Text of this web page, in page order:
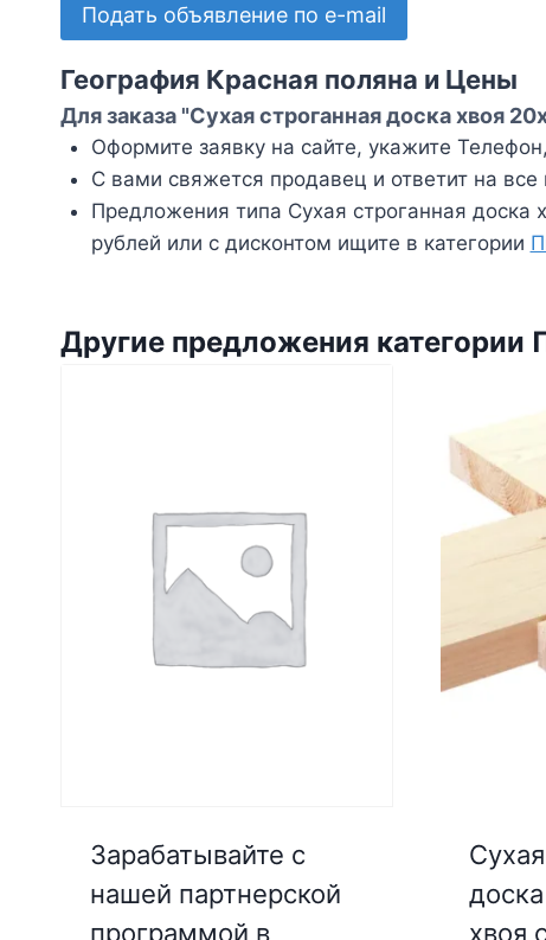
Подать объявление по e-mail
География Красная поляна и Цены
Для заказа "Сухая строганная доска хвоя
Оформите заявку на сайте, укажите
С вами свяжется продавец и ответит на
Предложения типа Сухая строганная доска
рублей или с дисконтом ищите в категории
Другие предложения категории
Зарабатывайте с
нашей партнерской
программой в
хвоя